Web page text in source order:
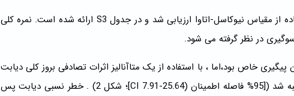
خطر سوگیری در مطالعات کوهورت شامل با استفاده از مقیاس نیوکاسل-اتاوا ارزیابی شد و در جدول S3 ارائه شده است. نمره کلی
پیگیری خاص بود،اما ، با استفاده از یک متاآنالیز اثرات تصادفی بروز کلی دیابت
15.53 مورد در هر 1000 نفر-سال پیگیری ، محاسبه شد ([95% فاصله اطمینان (CI 7.91-25.64]؛ شکل 2) . خطر نسبی دیابت پس